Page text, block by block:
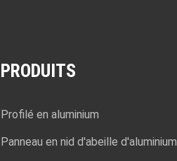
PRODUITS
Profilé en aluminium
Panneau en nid d'abeille d'aluminium